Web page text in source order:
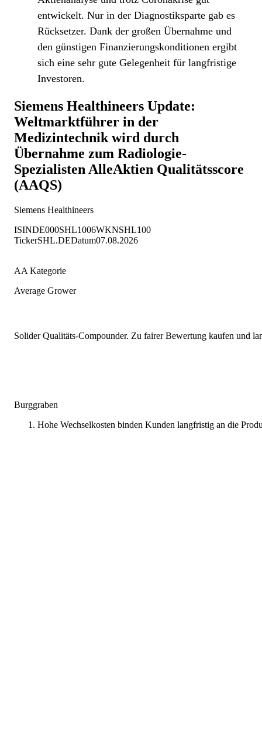
entwickelt. Nur in der Diagnostiksparte gab es
Rücksetzer. Dank der großen Übernahme und
den günstigen Finanzierungskonditionen ergibt
sich eine sehr gute Gelegenheit für langfristige
Investoren.
Siemens Healthineers Update:
Weltmarktführer in der
Medizintechnik wird durch
Übernahme zum Radiologie-
Spezialisten AlleAktien Qualitätsscore
(AAQS)
Siemens Healthineers
ISINDE000SHL1006WKNSHL100
TickerSHL.DEDatum07.08.2026
AA Kategorie
Average Grower
Solider Qualitäts-Compounder. Zu fairer Bewertung kaufen und
Burggraben
Hohe Wechselkosten binden Kunden langfristig an die